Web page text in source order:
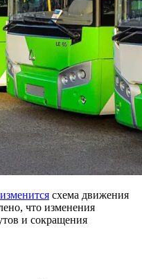
изменится схема движения
что изменения
и сокращения